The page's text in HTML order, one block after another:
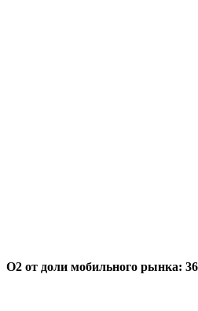
O2 от доли мобильного рынка: